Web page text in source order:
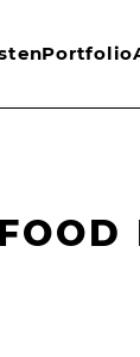
Portfolio
FOOD